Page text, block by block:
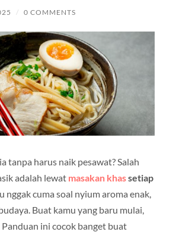
/ 0 COMMENTS
tanpa harus naik pesawat? Salah
adalah lewat masakan khassetiap
nggak cuma soal nyium aroma enak,
Buat kamu yang baru mulai,
ini cocok banget buat